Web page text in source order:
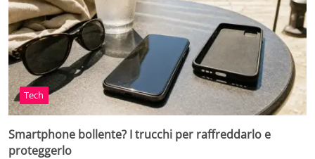
Tech
Smartphone bollente? I trucchi per raffreddarlo e
proteggerlo